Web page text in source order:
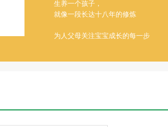
生养一个孩子，
就像一段长达十八年的修炼
为人父母关注宝宝成长的每一步